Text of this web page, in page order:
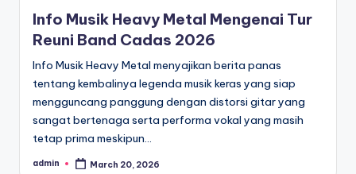
Info Musik Heavy Metal Mengenai Tur
Reuni Band Cadas 2026
Info Musik Heavy Metal menyajikan berita panas
tentang kembalinya legenda musik keras yang siap
mengguncang panggung dengan distorsi gitar yang
sangat bertenaga serta performa vokal yang masih
tetap prima meskipun…
Posted
admin March 20, 2026